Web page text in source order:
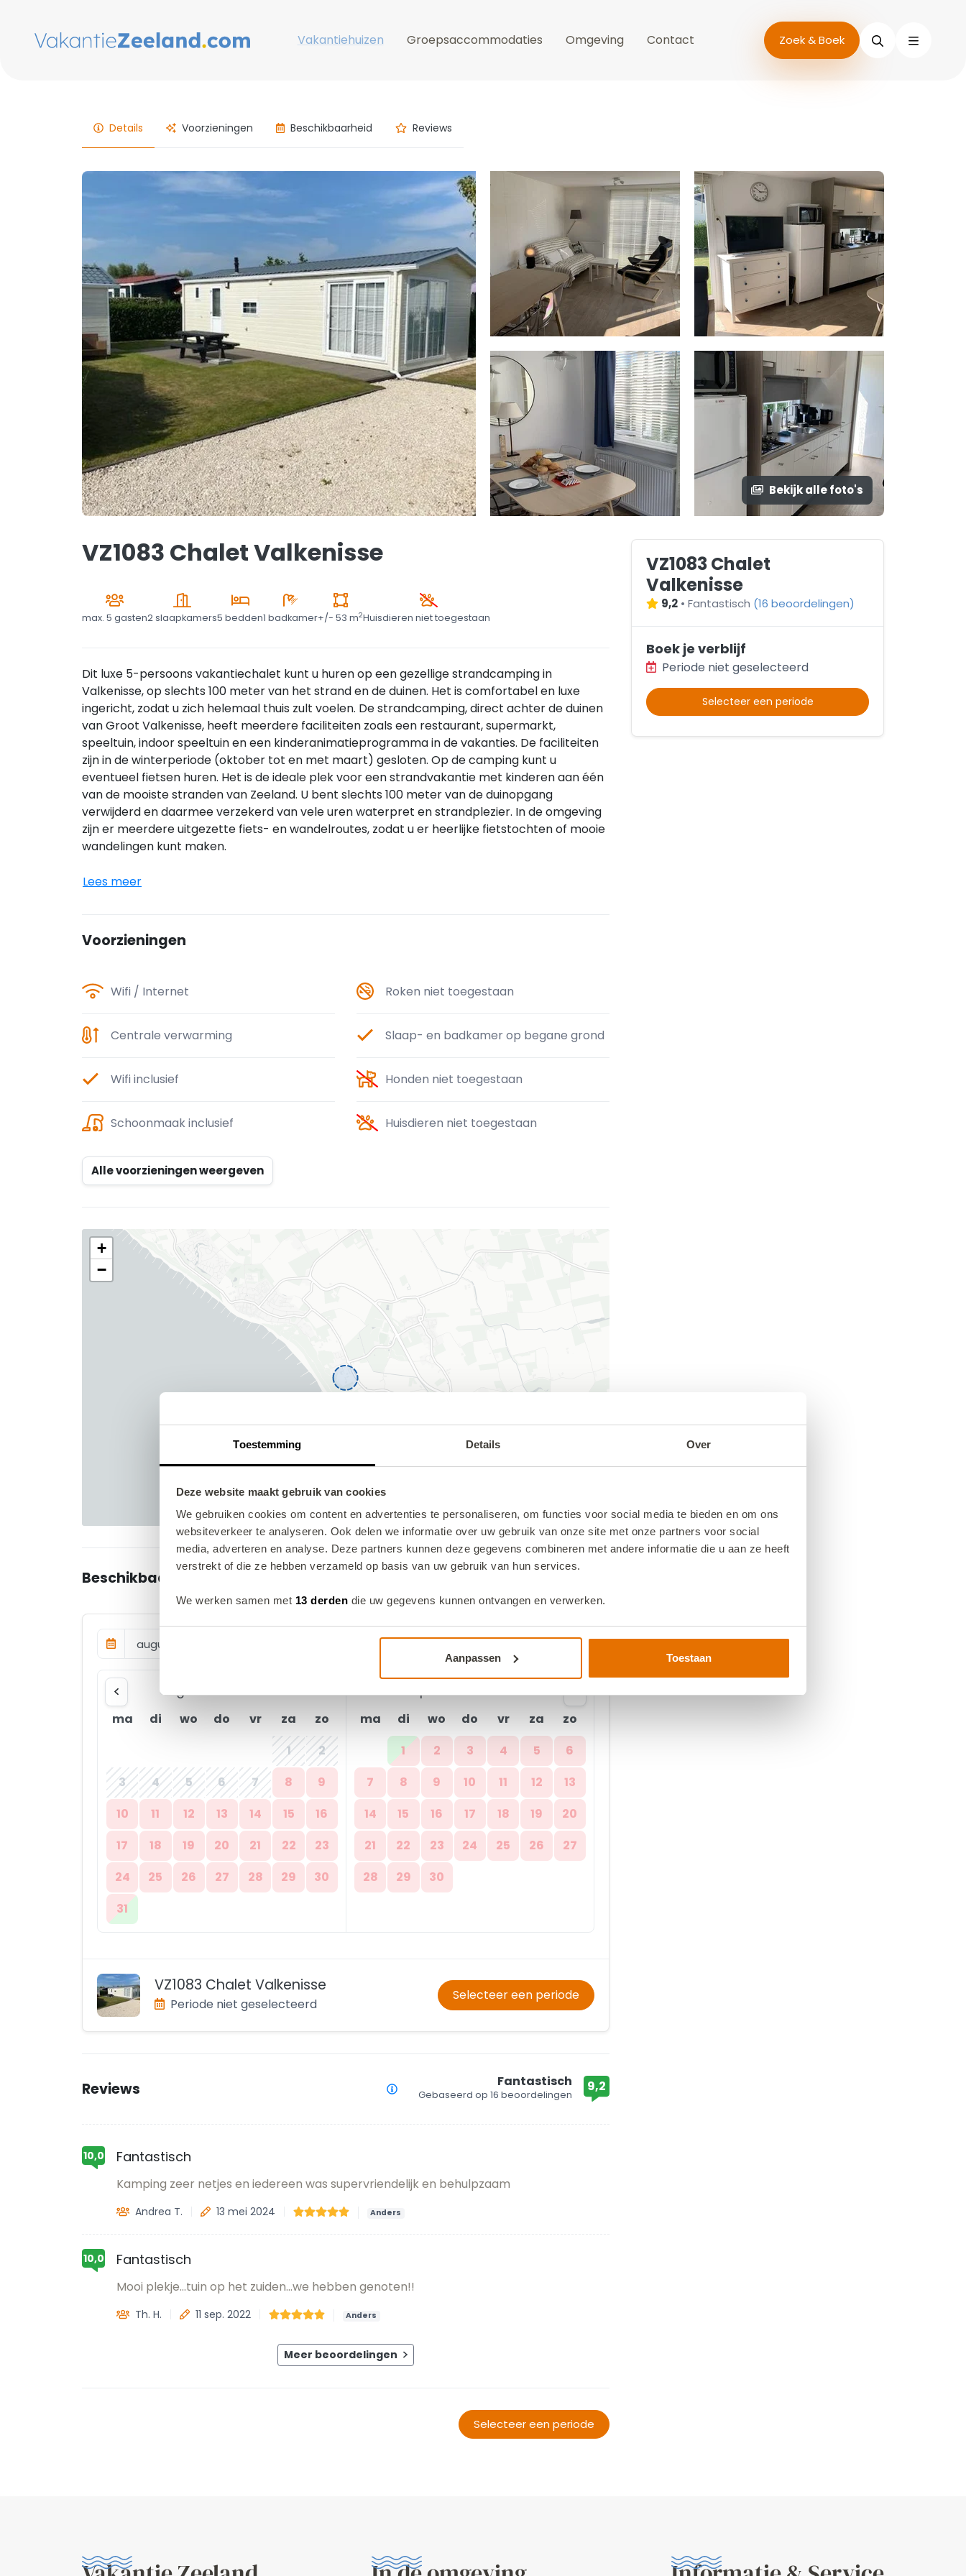
Toestemming Details Over
Deze website maakt gebruik van cookies
We gebruiken cookies om content en advertenties te personaliseren, om functies voor social media te bieden en om ons
websiteverkeer te analyseren. Ook delen we informatie over uw gebruik van onze site met onze partners voor social
media, adverteren en analyse. Deze partners kunnen deze gegevens combineren met andere informatie die u aan ze heeft
verstrekt of die ze hebben verzameld op basis van uw gebruik van hun services.
We werken samen met 13 derden die uw gegevens kunnen ontvangen en verwerken.
Aanpassen Toestaan
Vakantiehuizen Groepsaccommodaties Omgeving Contact Zoek & Boek Zoeken
Details Voorzieningen Beschikbaarheid Reviews
Bekijk alle foto's
VZ1083 Chalet Valkenisse
max. 5 gasten2 slaapkamers5 bedden1 badkamer+/- 53 m2Huisdieren niet toegestaan
Dit luxe 5-persoons vakantiechalet kunt u huren op een gezellige strandcamping in
Valkenisse, op slechts 100 meter van het strand en de duinen. Het is comfortabel en luxe
ingericht, zodat u zich helemaal thuis zult voelen. De strandcamping, direct achter de duinen
van Groot Valkenisse, heeft meerdere faciliteiten zoals een restaurant, supermarkt,
speeltuin, indoor speeltuin en een kinderanimatieprogramma in de vakanties. De faciliteiten
zijn in de winterperiode (oktober tot en met maart) gesloten. Op de camping kunt u
eventueel fietsen huren. Het is de ideale plek voor een strandvakantie met kinderen aan één
van de mooiste stranden van Zeeland. U bent slechts 100 meter van de duinopgang
verwijderd en daarmee verzekerd van vele uren waterpret en strandplezier. In de omgeving
zijn er meerdere uitgezette fiets- en wandelroutes, zodat u er heerlijke fietstochten of mooie
wandelingen kunt maken.
Lees meer
Voorzieningen
Wifi / Internet
Centrale verwarming
Wifi inclusief
Schoonmaak inclusief
Roken niet toegestaan
Slaap- en badkamer op begane grond
Honden niet toegestaan
Huisdieren niet toegestaan
Alle voorzieningen weergeven
Beschikbaarheid en prijzen
augustus 2026
ma di wo do vr za
zo
1
2
3
4 5 6 7 8
9
10
11 12 13 14 15
16
17
18 19 20 21 22
23
24
25 26 27 28 29
30
31
september 2026
ma di wo do vr za
zo
1
2 3 4 5
6
7
8 9 10 11 12
13
14
15 16 17 18 19
20
21
22 23 24 25 26
27
28
29 30
VZ1083 Chalet Valkenisse
Periode niet geselecteerd
Selecteer een periode
Reviews Fantastisch
Gebaseerd op 16 beoordelingen
9,2
10,0 Fantastisch
Kamping zeer netjes en iedereen was supervriendelijk en behulpzaam
Andrea T. 13 mei 2024 Anders
10,0 Fantastisch
Mooi plekje...tuin op het zuiden...we hebben genoten!!
Th. H. 11 sep. 2022 Anders
Meer beoordelingen
Selecteer een periode
VZ1083 Chalet
Valkenisse
9,2 • Fantastisch (16 beoordelingen)
Boek je verblijf
Periode niet geselecteerd
Selecteer een periode